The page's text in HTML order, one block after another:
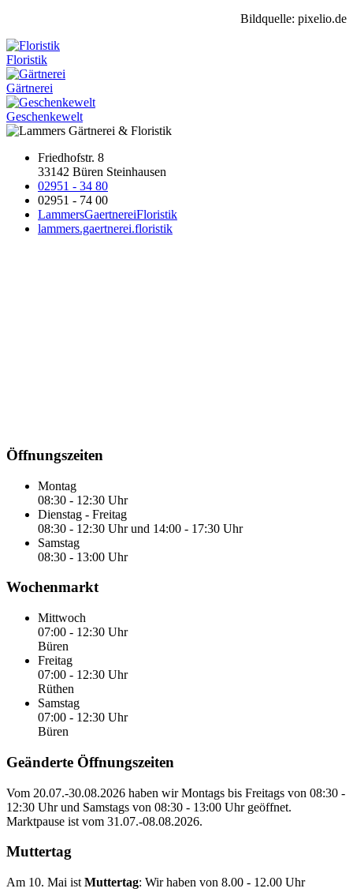
Bildquelle: pixelio.de
Floristik
Gärtnerei
Geschenkewelt
Friedhofstr. 8
33142 Büren Steinhausen
02951 - 34 80
02951 - 74 00
LammersGaertnereiFloristik
lammers.gaertnerei.floristik
Öffnungszeiten
Montag
08:30 - 12:30 Uhr
Dienstag - Freitag
08:30 - 12:30 Uhr und 14:00 - 17:30 Uhr
Samstag
08:30 - 13:00 Uhr
Wochenmarkt
Mittwoch
07:00 - 12:30 Uhr
Büren
Freitag
07:00 - 12:30 Uhr
Rüthen
Samstag
07:00 - 12:30 Uhr
Büren
Geänderte Öffnungszeiten
Vom 20.07.-30.08.2026 haben wir Montags bis Freitags von 08:30 -
12:30 Uhrund Samstags von 08:30 - 13:00 Uhrgeöffnet.
Marktpause ist vom 31.07.-08.08.2026.
Muttertag
Am 10. Mai ist Muttertag: Wir haben von 8.00 - 12.00 Uhr